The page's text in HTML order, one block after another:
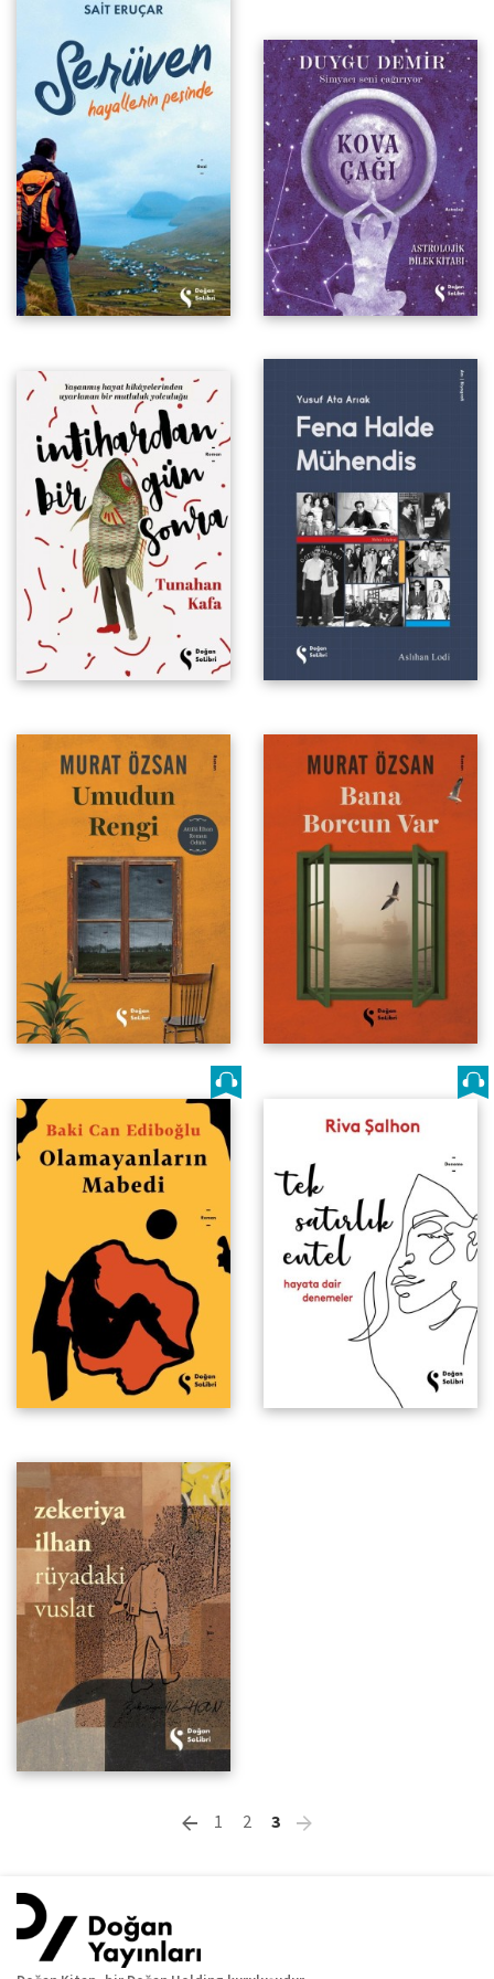
Yusuf Ata Arıak
1 2 3